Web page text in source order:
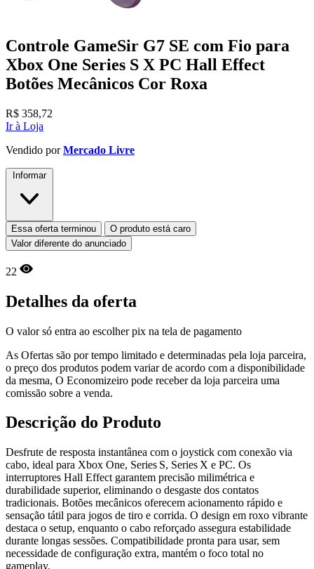
Controle GameSir G7 SE com Fio para
Xbox One Series S X PC Hall Effect
Botões Mecânicos Cor Roxa
R$ 358,72
Ir à Loja
Vendido porMercado Livre
Informar
Essa oferta terminou
O produto está caro
Valor diferente do anunciado
22
Detalhes da oferta
O valor só entra ao escolher pix na tela de pagamento
As Ofertas são por tempo limitado e determinadas pela loja parceira,
o preço dos produtos podem variar de acordo com a disponibilidade
da mesma, O Economizeiro pode receber da loja parceira uma
comissão sobre a venda.
Descrição do Produto
Desfrute de resposta instantânea com o joystick com conexão via
cabo, ideal para Xbox One, Series S, Series X e PC. Os
interruptores Hall Effect garantem precisão milimétrica e
durabilidade superior, eliminando o desgaste dos contatos
tradicionais. Botões mecânicos oferecem acionamento rápido e
sensação tátil para jogos de tiro e corrida. O design em roxo vibrante
destaca o setup, enquanto o cabo reforçado assegura estabilidade
durante longas sessões. Compatibilidade pronta para usar, sem
necessidade de configuração extra, mantém o foco total no
gameplay.